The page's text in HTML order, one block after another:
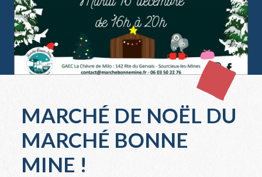
MARCHÉ DE NOËL DU
MARCHÉ BONNE
MINE !